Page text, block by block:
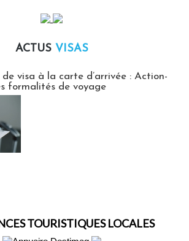
ACTUS VISAS
visa à la carte d’arrivée : Action-
formalités de voyage
TOURISTIQUES LOCALES